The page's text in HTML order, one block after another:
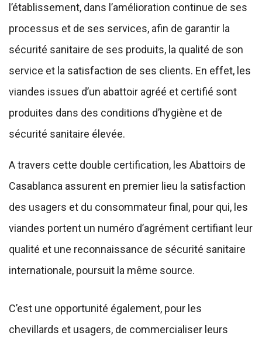
l’établissement, dans l’amélioration continue de ses
processus et de ses services, afin de garantir la
sécurité sanitaire de ses produits, la qualité de son
service et la satisfaction de ses clients. En effet, les
viandes issues d’un abattoir agréé et certifié sont
produites dans des conditions d’hygiène et de
sécurité sanitaire élevée.
A travers cette double certification, les Abattoirs de
Casablanca assurent en premier lieu la satisfaction
des usagers et du consommateur final, pour qui, les
viandes portent un numéro d’agrément certifiant leur
qualité et une reconnaissance de sécurité sanitaire
internationale, poursuit la même source.
C’est une opportunité également, pour les
chevillards et usagers, de commercialiser leurs